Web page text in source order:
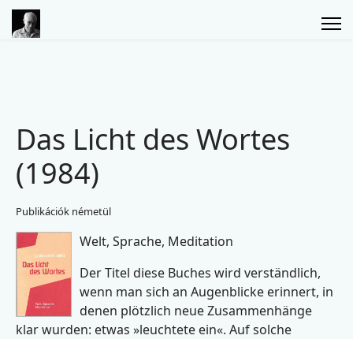
Das Licht des Wortes
(1984)
Publikációk németül
Welt, Sprache, Meditation
Der Titel diese Buches wird verständlich,
wenn man sich an Augenblicke erinnert, in
denen plötzlich neue Zusammenhänge
klar wurden: etwas »leuchtete ein«. Auf solche